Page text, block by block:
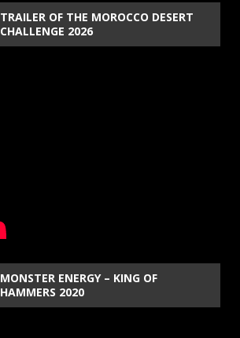
TRAILER OF THE MOROCCO DESERT
CHALLENGE 2026
MONSTER ENERGY – KING OF
HAMMERS 2020